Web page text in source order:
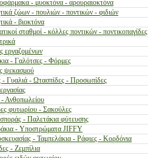
- μυοκτόνα - αρουραιοκτόνα
ζώων - πουλιών - ποντικών - φιδιών
- βιοκτόνα
σταθμοί - κόλλες ποντικών - ποντικοπαγίδες
εργαζομένων
- Γαλότσες - Φόρμες
ψεκασμού
- Γυαλιά - Ωτασπίδες - Προσωπίδες
Ανθοπωλείου
φυτωρίου - Σακούλες
- Παλετάκια φύτευσης
- Υποστρώματα JIFFY
- Ταμπελάκια - Ράφιες - Κορδόνια
- Ζεμπίλια